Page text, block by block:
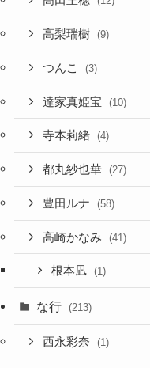
高梨瑞樹 (9)
つんこ (3)
達家真姫宝 (10)
寺本莉緒 (4)
都丸紗也華 (27)
豊田ルナ (58)
高崎かなみ (41)
根本凪 (1)
な行 (213)
西永彩奈 (1)